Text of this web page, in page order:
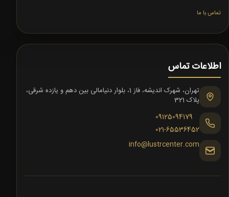
تماس با ما
اطلاعات تماس
تهران، شهرک اندیشه، فاز 1، بلوار دنیامالی بین دهم و یازده شرقی،
پلاک 321
09125094179
021-65536452
info@lustrcenter.com